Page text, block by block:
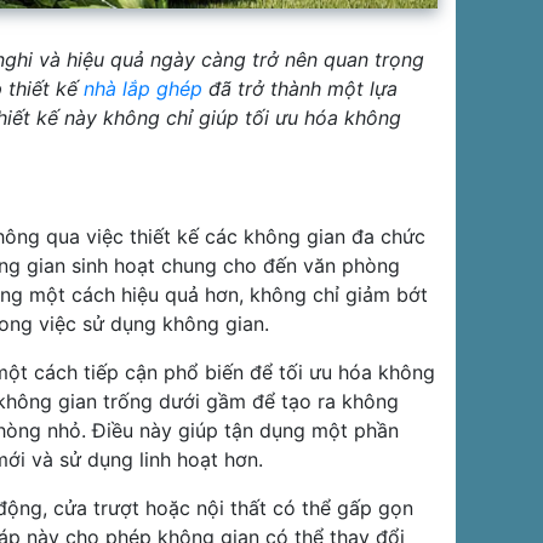
và hiệu quả ngày càng trở nên quan trọng
thiết kếnhà lắp ghép đã trở thành một lựa
kế này không chỉ giúp tối ưu hóa không
qua việc thiết kế các không gian đa chức
gian sinh hoạt chung cho đến văn phòng
một cách hiệu quả hơn, không chỉ giảm bớt
việc sử dụng không gian.
cách tiếp cận phổ biến để tối ưu hóa không
gian trống dưới gầm để tạo ra không
nhỏ. Điều này giúp tận dụng một phần
và sử dụng linh hoạt hơn.
cửa trượt hoặc nội thất có thể gấp gọn
này cho phép không gian có thể thay đổi